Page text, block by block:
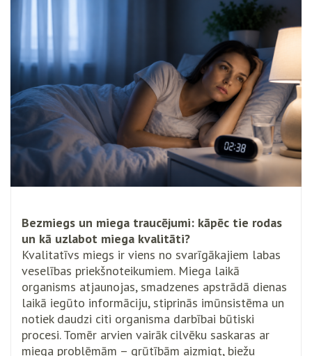
Bezmiegs un miega traucējumi: kāpēc tie rodas
un kā uzlabot miega kvalitāti?
Kvalitatīvs miegs ir viens no svarīgākajiem labas
veselības priekšnoteikumiem. Miega laikā
organisms atjaunojas, smadzenes apstrādā dienas
laikā iegūto informāciju, stiprinās imūnsistēma un
notiek daudzi citi organisma darbībai būtiski
procesi. Tomēr arvien vairāk cilvēku saskaras ar
miega problēmām – grūtībām aizmigt, biežu